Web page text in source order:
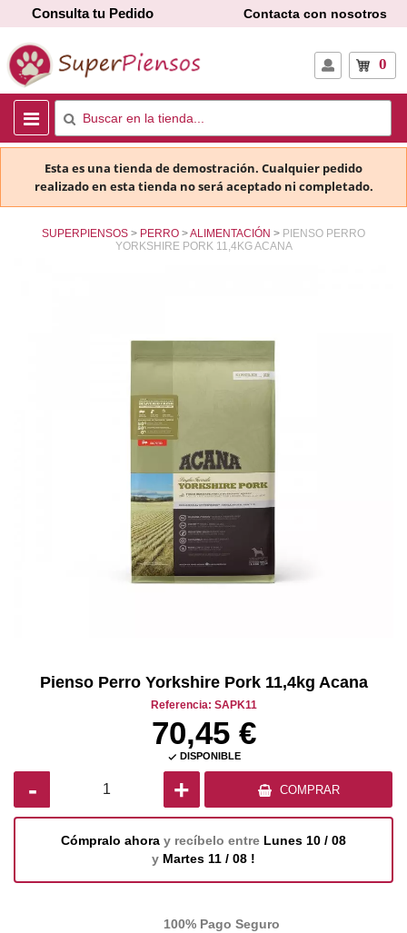
Consulta tu Pedido Contacta con nosotros
0
Esta es una tienda de demostración. Cualquier pedido
realizado en esta tienda no será aceptado ni completado.
SUPERPIENSOS PERRO ALIMENTACIÓN
PIENSO PERRO
YORKSHIRE PORK 11,4KG ACANA
Pienso Perro Yorkshire Pork 11,4kg Acana
Referencia: SAPK11
70,45 €
 DISPONIBLE
- + COMPRAR
Cómpralo ahora y recíbelo entre Lunes 10 / 08
y Martes 11 / 08 !
100% Pago Seguro